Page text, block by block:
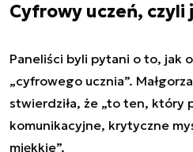
Cyfrowy uczeń, czyli
Paneliści byli pytani o to, jak
„cyfrowego ucznia”.
stwierdziła, że „to ten, który
komunikacyjne, krytyczne
miękkie”.